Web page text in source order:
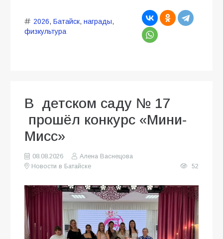
2026, Батайск, награды,
физкультура
В детском саду № 17
прошёл конкурс «Мини-
Мисс»
08.08.2026
Алена Васнецова
Новости в Батайске
52